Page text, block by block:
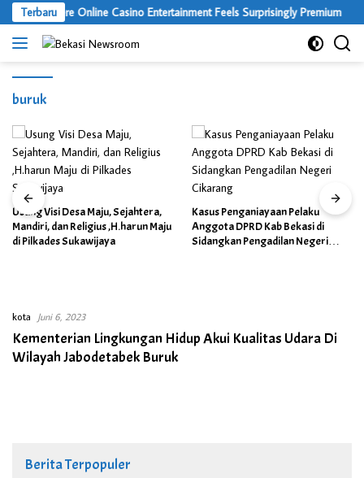
Langsung
ke
konten
Terbaru
Where Online Casino Entertainment Feels Surprisingly Premium
buruk
Usung Visi Desa Maju, Sejahtera,
Mandiri, dan Religius ,H.harun Maju
di Pilkades Sukawijaya
Kasus Penganiayaan Pelaku
Anggota DPRD Kab Bekasi di
Sidangkan Pengadilan Negeri
kota Juni 6, 2023
Kementerian Lingkungan Hidup Akui Kualitas Udara Di
Wilayah Jabodetabek Buruk
Berita Terpopuler